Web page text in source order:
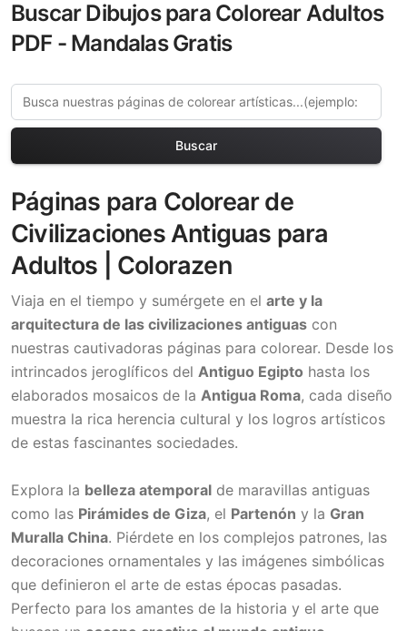
Buscar Dibujos para Colorear Adultos
PDF - Mandalas Gratis
Buscar
Páginas para Colorear de
Civilizaciones Antiguas para
Adultos | Colorazen
Viaja en el tiempo y sumérgete en el arte y la
arquitectura de las civilizaciones antiguas con
nuestras cautivadoras páginas para colorear. Desde los
intrincados jeroglíficos del Antiguo Egipto hasta los
elaborados mosaicos de la Antigua Roma, cada diseño
muestra la rica herencia cultural y los logros artísticos
de estas fascinantes sociedades.
Explora la belleza atemporal de maravillas antiguas
como las Pirámides de Giza, el Partenón y la Gran
Muralla China. Piérdete en los complejos patrones, las
decoraciones ornamentales y las imágenes simbólicas
que definieron el arte de estas épocas pasadas.
Perfecto para los amantes de la historia y el arte que